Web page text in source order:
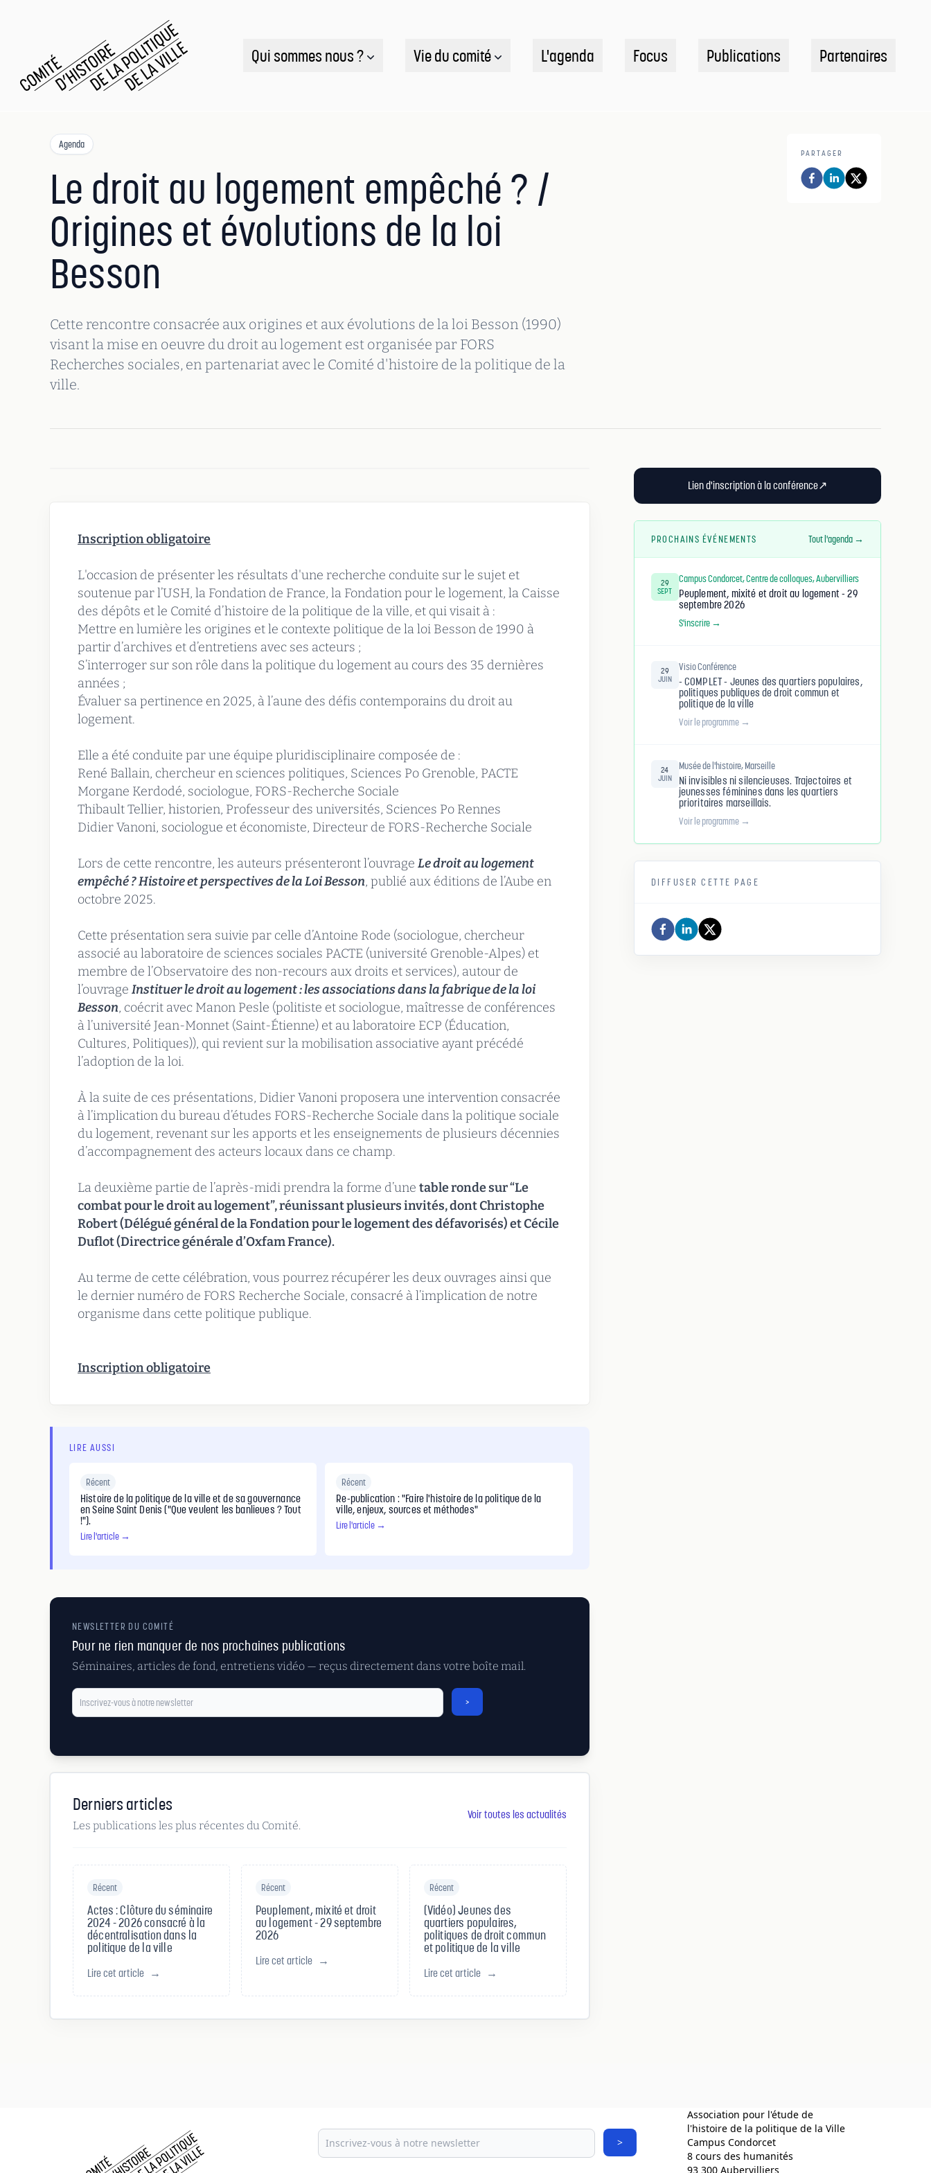
Qui sommes nous ? Vie du comité L'agenda Focus Publications Partenaires
Agenda
Le droit au logement empêché ? /
Origines et évolutions de la loi
Besson
Cette rencontre consacrée aux origines et aux évolutions de la loi Besson (1990)
visant la mise en oeuvre du droit au logement est organisée par FORS
Recherches sociales, en partenariat avec le Comité d'histoire de la politique de la
ville.
PARTAGER
Inscription obligatoire
L'occasion de présenter les résultats d'une recherche conduite sur le sujet et
soutenue par l’USH, la Fondation de France, la Fondation pour le logement, la Caisse
des dépôts et le Comité d’histoire de la politique de la ville, et qui visait à :
Mettre en lumière les origines et le contexte politique de la loi Besson de 1990 à
partir d’archives et d’entretiens avec ses acteurs ;
S’interroger sur son rôle dans la politique du logement au cours des 35 dernières
années ;
Évaluer sa pertinence en 2025, à l’aune des défis contemporains du droit au
logement.
Elle a été conduite par une équipe pluridisciplinaire composée de :
René Ballain, chercheur en sciences politiques, Sciences Po Grenoble, PACTE
Morgane Kerdodé, sociologue, FORS-Recherche Sociale
Thibault Tellier, historien, Professeur des universités, Sciences Po Rennes
Didier Vanoni, sociologue et économiste, Directeur de FORS-Recherche Sociale
Lors de cette rencontre, les auteurs présenteront l’ouvrage Le droit au logement
empêché ? Histoire et perspectives de la Loi Besson, publié aux éditions de l’Aube en
octobre 2025.
Cette présentation sera suivie par celle d’Antoine Rode (sociologue, chercheur
associé au laboratoire de sciences sociales PACTE (université Grenoble-Alpes) et
membre de l’Observatoire des non-recours aux droits et services), autour de
l’ouvrage Instituer le droit au logement : les associations dans la fabrique de la loi
Besson, coécrit avec Manon Pesle (politiste et sociologue, maîtresse de conférences
à l’université Jean-Monnet (Saint-Étienne) et au laboratoire ECP (Éducation,
Cultures, Politiques)), qui revient sur la mobilisation associative ayant précédé
l’adoption de la loi.
À la suite de ces présentations, Didier Vanoni proposera une intervention consacrée
à l’implication du bureau d’études FORS-Recherche Sociale dans la politique sociale
du logement, revenant sur les apports et les enseignements de plusieurs décennies
d’accompagnement des acteurs locaux dans ce champ.
La deuxième partie de l’après-midi prendra la forme d’une table ronde sur “Le
combat pour le droit au logement”, réunissant plusieurs invités, dont Christophe
Robert (Délégué général de la Fondation pour le logement des défavorisés) et Cécile
Duflot (Directrice générale d’Oxfam France).
Au terme de cette célébration, vous pourrez récupérer les deux ouvrages ainsi que
le dernier numéro de FORS Recherche Sociale, consacré à l’implication de notre
organisme dans cette politique publique.
Inscription obligatoire
LIRE AUSSI
Récent
Histoire de la politique de la ville et de sa gouvernance
en Seine Saint Denis ("Que veulent les banlieues ? Tout
!").
Lire l'article →
Récent
Re-publication : "Faire l'histoire de la politique de la
ville, enjeux, sources et méthodes"
Lire l'article →
NEWSLETTER DU COMITÉ
Pour ne rien manquer de nos prochaines publications
Séminaires, articles de fond, entretiens vidéo — reçus directement dans votre boîte mail.
>
Derniers articles
Les publications les plus récentes du Comité.
Voir toutes les actualités
Récent
Actes : Clôture du séminaire
2024 - 2026 consacré à la
décentralisation dans la
politique de la ville
Lire cet article →
Récent
Peuplement, mixité et droit
au logement - 29 septembre
2026
Lire cet article →
Récent
(Vidéo) Jeunes des
quartiers populaires,
politiques de droit commun
et politique de la ville
Lire cet article →
Lien d'inscription à la conférence↗
PROCHAINS ÉVÉNEMENTS Tout l'agenda →
29
SEPT
Campus Condorcet, Centre de colloques, Aubervilliers
Peuplement, mixité et droit au logement - 29
septembre 2026
S'inscrire →
29
JUIN
Visio Conférence
- COMPLET - Jeunes des quartiers populaires,
politiques publiques de droit commun et
politique de la ville
Voir le programme →
24
JUIN
Musée de l'histoire, Marseille
Ni invisibles ni silencieuses. Trajectoires et
jeunesses féminines dans les quartiers
prioritaires marseillais.
Voir le programme →
DIFFUSER CETTE PAGE
>
Association pour l'étude de
l'histoire de la politique de la Ville
Campus Condorcet
8 cours des humanités
93 300 Aubervilliers